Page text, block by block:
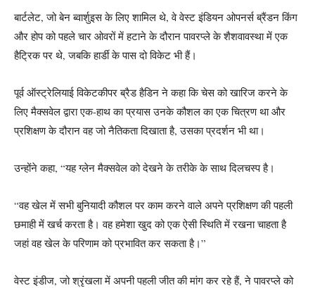
बार्टलेट, जो बेन ब्वार्शुइस के लिए शामिल थे, वे वेस्ट इंडियन ओपनर्स ब्रैंडन किंग
और होप को पहले चार ओवरों में हटाने के दौरान पावरप्ले के शैशवावस्था में एक
हैट्रिक पर थे, जबकि हार्डी के पास दो विकेट भी हैं।
पूर्व ऑस्ट्रेलियाई विकेटकीपर ब्रैड हैडिन ने कहा कि चेस को खारिज करने के
लिए मैक्सवेल द्वारा एक-हाथ का प्रयास उनके कौशल का एक चित्रण था और
प्रशिक्षण के दौरान वह जो नैतिकता दिखाता है, उसका प्रदर्शन भी था।
उन्होंने कहा, “यह ग्लेन मैक्सवेल को देखने के तरीके के साथ दिलचस्प है।
“वह खेल में सभी बुनियादी कौशल पर काम करने वाले अपने प्रशिक्षण की पहली
छमाही में खर्च करता है। वह हमेशा खुद को एक ऐसी स्थिति में रखना चाहता है
जहां वह खेल के परिणाम को प्रभावित कर सकता है।”
वेस्ट इंडीज, जो श्रृंखला में अपनी पहली जीत की मांग कर रहे हैं, ने पावरप्ले को